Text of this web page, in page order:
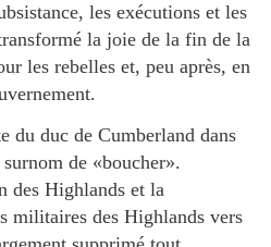
les exécutions et les
la joie de la fin de la
les rebelles et, peu après, en
du duc de Cumberland dans
de «boucher».
des Highlands et la
militaires des Highlands vers